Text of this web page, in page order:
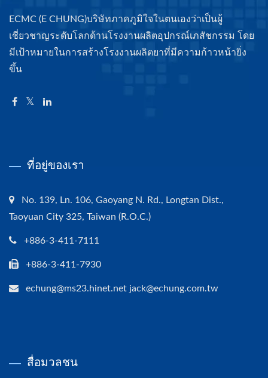
ECMC (E CHUNG)บริษัทภาคภูมิใจในตนเองว่าเป็นผู้
เชี่ยวชาญระดับโลกด้านโรงงานผลิตอุปกรณ์เภสัชกรรม โดย
มีเป้าหมายในการสร้างโรงงานผลิตยาที่มีความก้าวหน้ายิ่ง
ขึ้น
ที่อยู่ของเรา
No. 139, Ln. 106, Gaoyang N. Rd., Longtan Dist.,
Taoyuan City 325, Taiwan (R.O.C.)
+886-3-411-7111
+886-3-411-7930
echung@ms23.hinet.net jack@echung.com.tw
สื่อมวลชน